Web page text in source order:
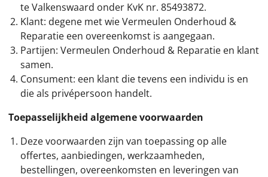
te Valkenswaard onder KvK nr. 85493872.
Klant: degene met wie Vermeulen Onderhoud &
Reparatie een overeenkomst is aangegaan.
Partijen: Vermeulen Onderhoud & Reparatie en klant
samen.
Consument: een klant die tevens een individu is en
die als privépersoon handelt.
Toepasselijkheid algemene voorwaarden
Deze voorwaarden zijn van toepassing op alle
offertes, aanbiedingen, werkzaamheden,
bestellingen, overeenkomsten en leveringen van